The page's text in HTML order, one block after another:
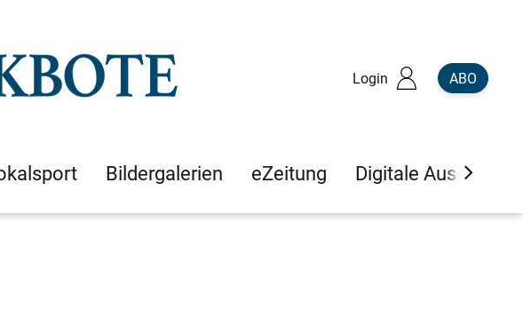
Login ABO
Bildergalerien eZeitung Digitale Ausgaben